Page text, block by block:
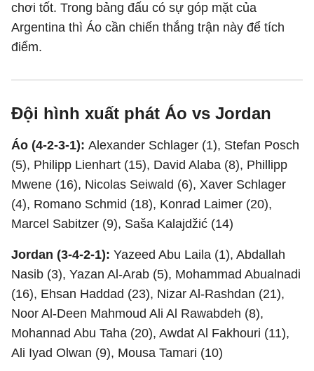
chơi tốt. Trong bảng đấu có sự góp mặt của
Argentina thì Áo cần chiến thắng trận này để tích
điểm.
Đội hình xuất phát Áo vs Jordan
Áo (4-2-3-1): Alexander Schlager (1), Stefan Posch
(5), Philipp Lienhart (15), David Alaba (8), Phillipp
Mwene (16), Nicolas Seiwald (6), Xaver Schlager
(4), Romano Schmid (18), Konrad Laimer (20),
Marcel Sabitzer (9), Saša Kalajdžić (14)
Jordan (3-4-2-1): Yazeed Abu Laila (1), Abdallah
Nasib (3), Yazan Al-Arab (5), Mohammad Abualnadi
(16), Ehsan Haddad (23), Nizar Al-Rashdan (21),
Noor Al-Deen Mahmoud Ali Al Rawabdeh (8),
Mohannad Abu Taha (20), Awdat Al Fakhouri (11),
Ali Iyad Olwan (9), Mousa Tamari (10)